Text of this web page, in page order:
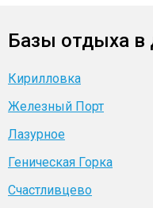
Базы отдыха в
Кирилловка
Железный Порт
Лазурное
Геническая Горка
Счастливцево